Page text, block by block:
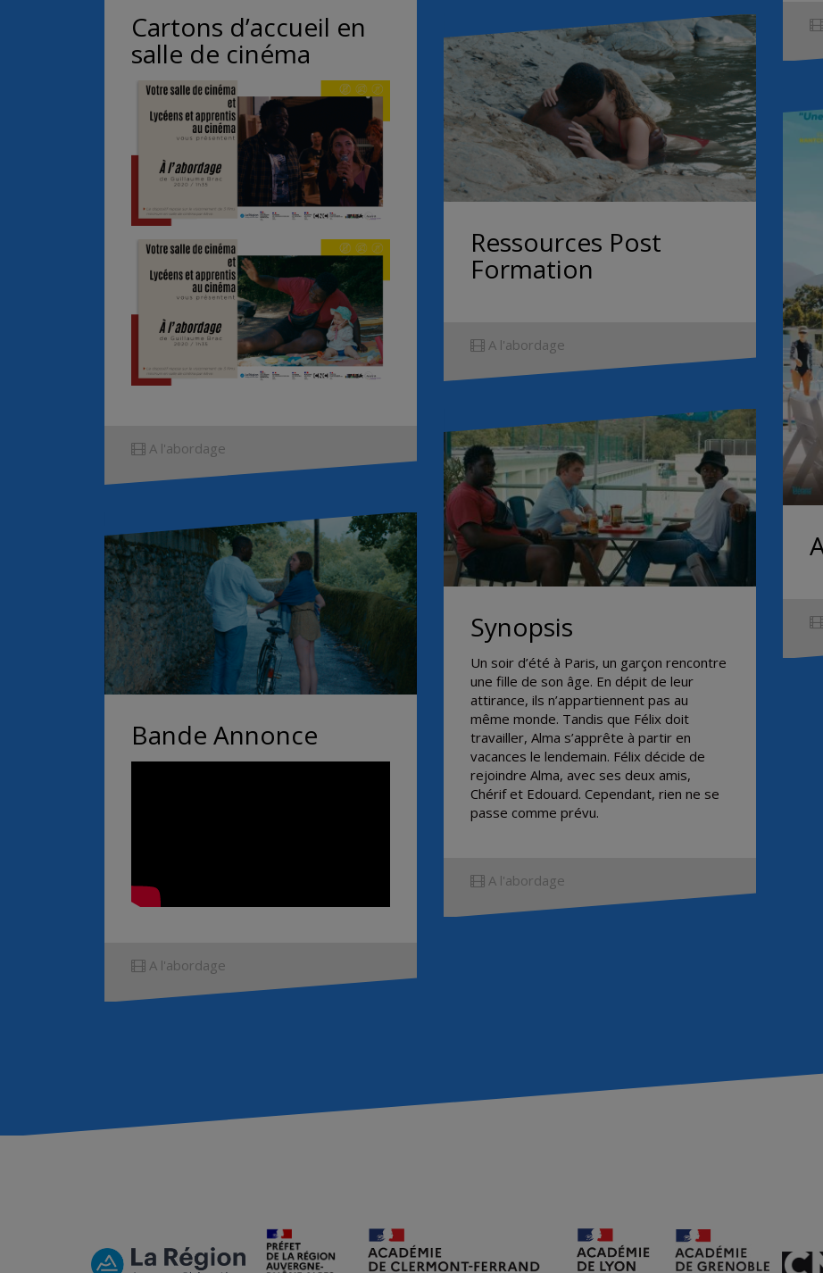
Cartons d’accueil en
salle de cinéma
A l'abordage
Ressources Post
Formation
A l'abordage
Synopsis
Un soir d’été à Paris, un garçon rencontre
une fille de son âge. En dépit de leur
attirance, ils n’appartiennent pas au
même monde. Tandis que Félix doit
travailler, Alma s’apprête à partir en
vacances le lendemain. Félix décide de
rejoindre Alma, avec ses deux amis,
Chérif et Edouard. Cependant, rien ne se
passe comme prévu.
A l'abordage
Bande Annonce
A l'abordage